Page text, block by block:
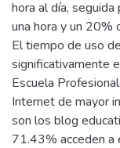
hora al día,
una hora y un 20%
El tiempo de uso
significativamente
Escuela
Internet de mayor
son los blog
71.43% acceden a